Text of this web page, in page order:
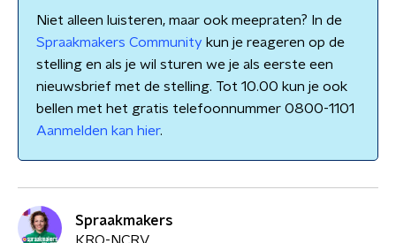
Niet alleen luisteren, maar ook meepraten? In de
Spraakmakers Community kun je reageren op de
stelling en als je wil sturen we je als eerste een
nieuwsbrief met de stelling. Tot 10.00 kun je ook
bellen met het gratis telefoonnummer 0800-1101
Aanmelden kan hier.
Spraakmakers
KRO-NCRV